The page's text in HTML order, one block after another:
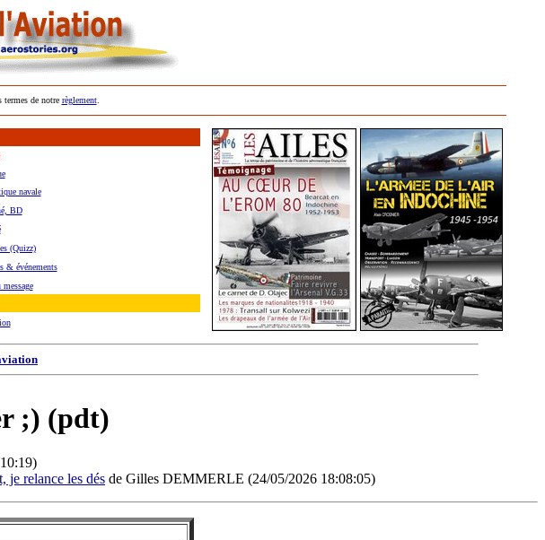
termes de notre règlement.
navale
BD
(Quizz)
& événements
message
;) (pdt)
je relance les dés de Gilles DEMMERLE (24/05/2026 18:08:05)